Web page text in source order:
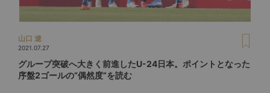
山口 遼
2021.07.27
グループ突破へ大きく前進したU-24日本。ポイントとなった
序盤2ゴールの“偶然度”を読む